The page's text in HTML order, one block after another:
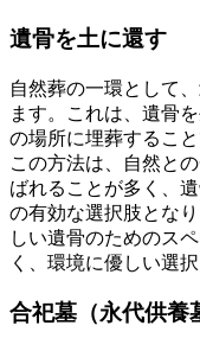
遺骨を土に還す
自然葬の一環として、
ます。これは、遺骨
の場所に埋葬するこ
この方法は、自然と
ばれることが多く、
の有効な選択肢とな
しい遺骨のためのス
く、環境に優しい選
合祀墓（永代供養